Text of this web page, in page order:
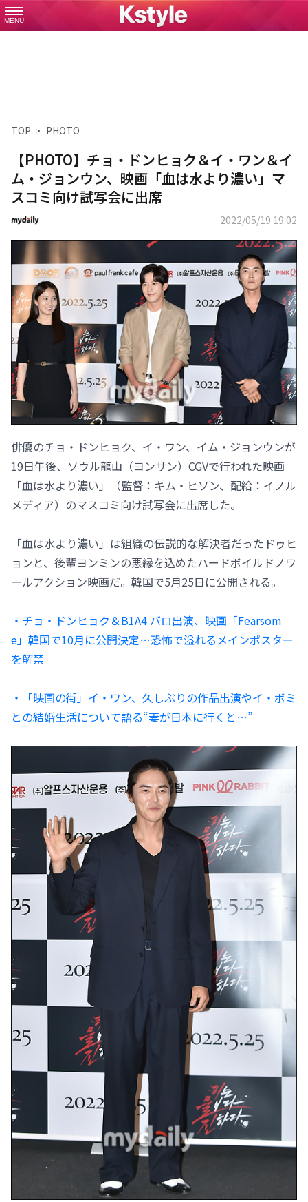
MENU
TOP PHOTO
【PHOTO】チョ・ドンヒョク＆イ・ワン＆イ
ム・ジョンウン、映画「血は水より濃い」マ
スコミ向け試写会に出席
2022/05/19 19:02
俳優のチョ・ドンヒョク、イ・ワン、イム・ジョンウンが
19日午後、ソウル龍山（ヨンサン）CGVで行われた映画
「血は水より濃い」（監督：キム・ヒソン、配給：イノル
メディア）のマスコミ向け試写会に出席した。
「血は水より濃い」は組織の伝説的な解決者だったドゥヒ
ョンと、後輩ヨンミンの悪縁を込めたハードボイルドノワ
ールアクション映画だ。韓国で5月25日に公開される。
・チョ・ドンヒョク＆B1A4 バロ出演、映画「Fearsom
e」韓国で10月に公開決定…恐怖で溢れるメインポスター
を解禁
・「映画の街」イ・ワン、久しぶりの作品出演やイ・ボミ
との結婚生活について語る“妻が日本に行くと…”